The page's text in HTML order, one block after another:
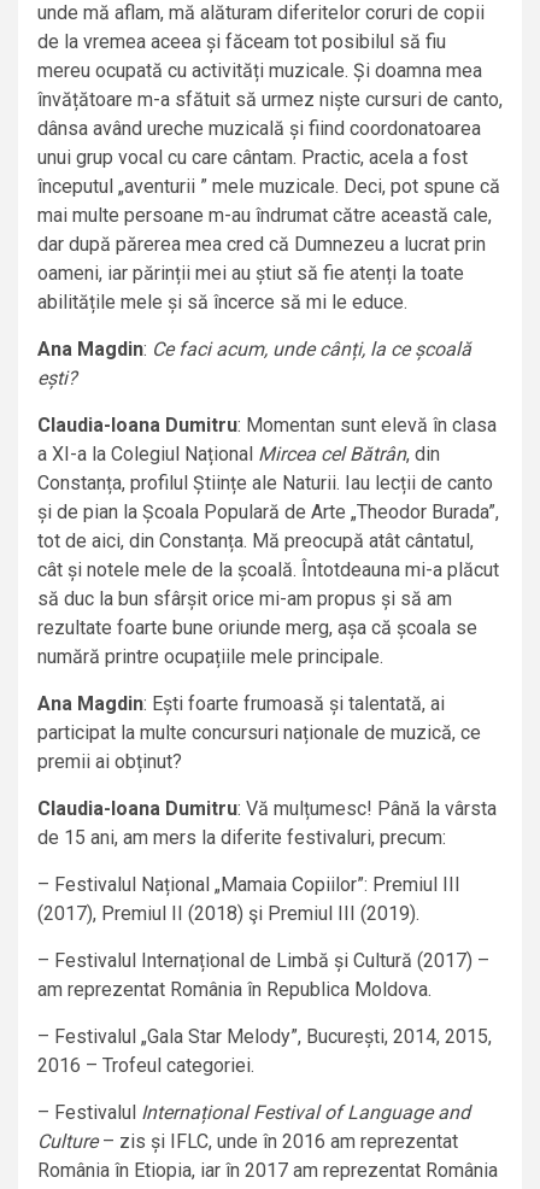
unde mă aflam, mă alăturam diferitelor coruri de copii
de la vremea aceea și făceam tot posibilul să fiu
mereu ocupată cu activități muzicale. Și doamna mea
învățătoare m-a sfătuit să urmez niște cursuri de canto,
dânsa având ureche muzicală și fiind coordonatoarea
unui grup vocal cu care cântam. Practic, acela a fost
începutul „aventurii ” mele muzicale. Deci, pot spune că
mai multe persoane m-au îndrumat către această cale,
dar după părerea mea cred că Dumnezeu a lucrat prin
oameni, iar părinții mei au știut să fie atenți la toate
abilitățile mele și să încerce să mi le educe.
Ana Magdin: Ce faci acum, unde cânți, la ce școală
ești?
Claudia-Ioana Dumitru: Momentan sunt elevă în clasa
a XI-a la Colegiul Național Mircea cel Bătrân, din
Constanța, profilul Științe ale Naturii. Iau lecții de canto
și de pian la Școala Populară de Arte „Theodor Burada”,
tot de aici, din Constanța. Mă preocupă atât cântatul,
cât și notele mele de la școală. Întotdeauna mi-a plăcut
să duc la bun sfârșit orice mi-am propus și să am
rezultate foarte bune oriunde merg, așa că școala se
numără printre ocupațiile mele principale.
Ana Magdin: Ești foarte frumoasă și talentată, ai
participat la multe concursuri naționale de muzică, ce
premii ai obținut?
Claudia-Ioana Dumitru: Vă mulțumesc! Până la vârsta
de 15 ani, am mers la diferite festivaluri, precum:
– Festivalul Național „Mamaia Copiilor”: Premiul III
(2017), Premiul II (2018) şi Premiul III (2019).
– Festivalul Internațional de Limbă și Cultură (2017) –
am reprezentat România în Republica Moldova.
– Festivalul „Gala Star Melody”, București, 2014, 2015,
2016 – Trofeul categoriei.
– Festivalul Internațional Festival of Language and
Culture– zis și IFLC, unde în 2016 am reprezentat
România în Etiopia, iar în 2017 am reprezentat România